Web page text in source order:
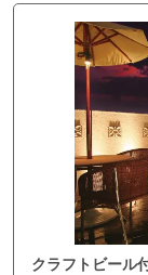
クラフトビール